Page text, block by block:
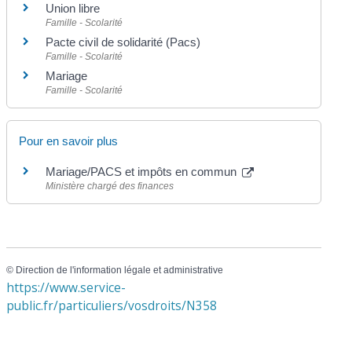
Union libre
Famille - Scolarité
Pacte civil de solidarité (Pacs)
Famille - Scolarité
Mariage
Famille - Scolarité
Pour en savoir plus
Mariage/PACS et impôts en commun
Ministère chargé des finances
© Direction de l'information légale et administrative
https://www.service-
public.fr/particuliers/vosdroits/N358